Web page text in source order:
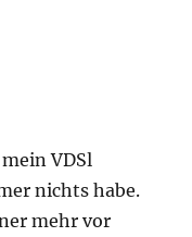
VDSl
nichts habe.
mehr vor